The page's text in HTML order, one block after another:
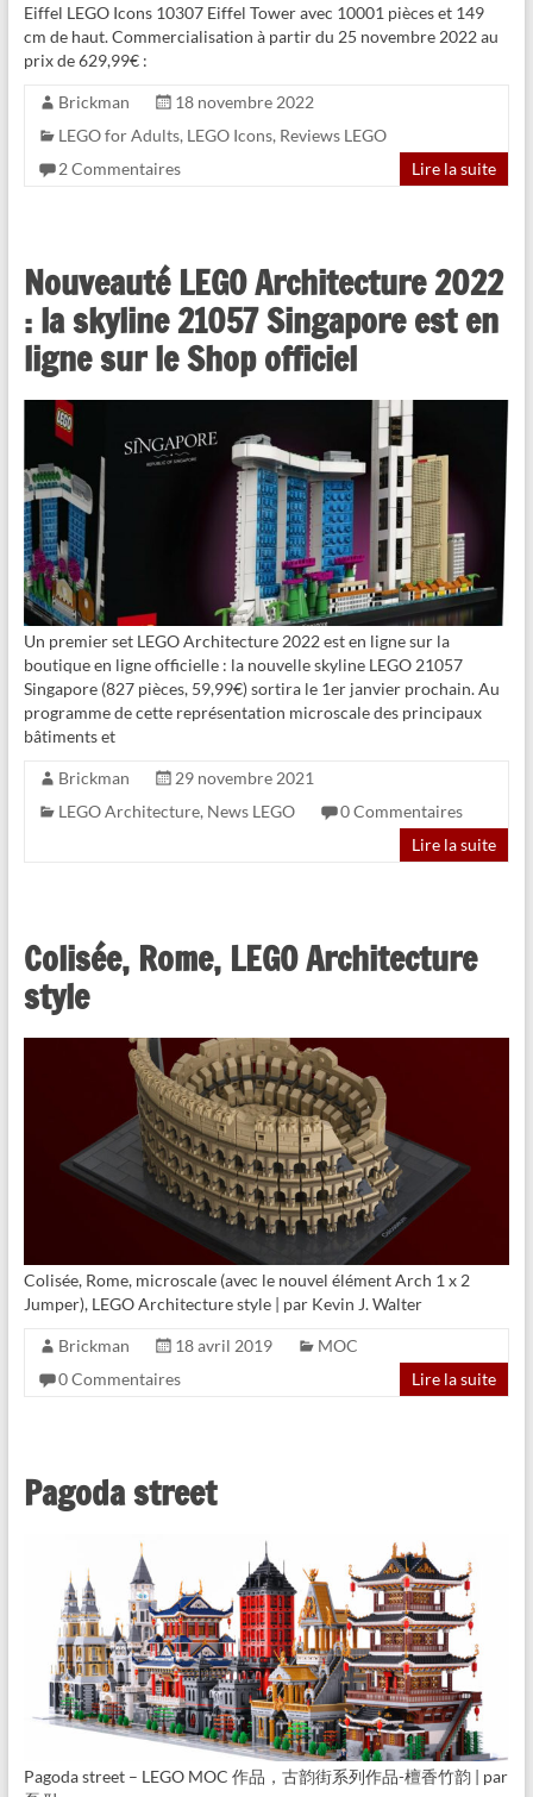
Eiffel LEGO Icons 10307 Eiffel Tower avec 10001 pièces et 149
cm de haut. Commercialisation à partir du 25 novembre 2022 au
prix de 629,99€ :
Brickman
18 novembre 2022
LEGO for Adults, LEGO Icons, Reviews LEGO
2 Commentaires
Lire la suite
Nouveauté LEGO Architecture 2022
: la skyline 21057 Singapore est en
ligne sur le Shop officiel
Un premier set LEGO Architecture 2022 est en ligne sur la
boutique en ligne officielle : la nouvelle skyline LEGO 21057
Singapore (827 pièces, 59,99€) sortira le 1er janvier prochain. Au
programme de cette représentation microscale des principaux
bâtiments et
Brickman
29 novembre 2021
LEGO Architecture, News LEGO
0 Commentaires
Lire la suite
Colisée, Rome, LEGO Architecture
style
Colisée, Rome, microscale (avec le nouvel élément Arch 1 x 2
Jumper), LEGO Architecture style | par Kevin J. Walter
Brickman 18 avril 2019
MOC
0 Commentaires
Lire la suite
Pagoda street
Pagoda street – LEGO MOC 作品，古韵街系列作品-檀香竹韵 | par